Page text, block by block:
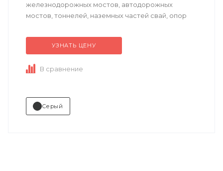
железнодорожных мостов, автодорожных
мостов, тоннелей, наземных частей свай, опор
навигации и управления транспортными...
УЗНАТЬ ЦЕНУ
В сравнение
Серый